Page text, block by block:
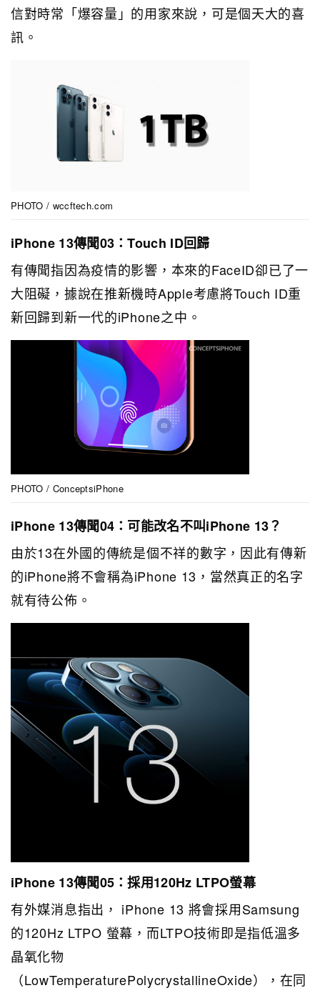
信對時常「爆容量」的用家來說，可是個天大的喜
訊。
PHOTO / wccftech.com
iPhone 13傳聞03：Touch ID回歸
有傳聞指因為疫情的影響，本來的FaceID卻已了一
大阻礙，據說在推新機時Apple考慮將Touch ID重
新回歸到新一代的iPhone之中。
PHOTO / ConceptsiPhone
iPhone 13傳聞04：可能改名不叫iPhone 13？
由於13在外國的傳統是個不祥的數字，因此有傳新
的iPhone將不會稱為iPhone 13，當然真正的名字
就有待公佈。
iPhone 13傳聞05：採用120Hz LTPO螢幕
有外媒消息指出， iPhone 13 將會採用Samsung
的120Hz LTPO 螢幕，而LTPO技術即是指低溫多
晶氧化物
（LowTemperaturePolycrystallineOxide），在同